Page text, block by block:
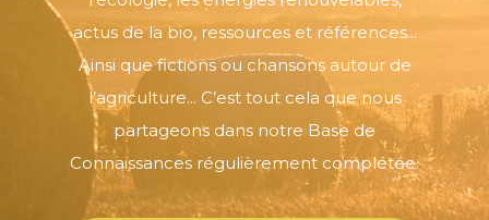
actus de la bio, ressources et références...
Ainsi que fictions ou chansons autour de
l’agriculture... C’est tout cela que nous
partageons dans notre Base de
Connaissances régulièrement complétée.